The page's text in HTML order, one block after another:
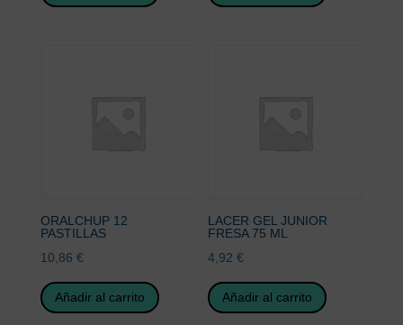
ORALCHUP 12
PASTILLAS
10,86 €
Añadir al carrito
LACER GEL JUNIOR
FRESA 75 ML
4,92€
Añadir al carrito